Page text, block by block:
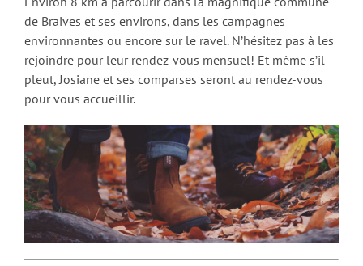
de Braives et ses environs, dans les campagnes
environnantes ou encore sur le ravel. N’hésitez pas à les
rejoindre pour leur rendez-vous mensuel! Et même s’il
pleut, Josiane et ses comparses seront au rendez-vous
pour vous accueillir.